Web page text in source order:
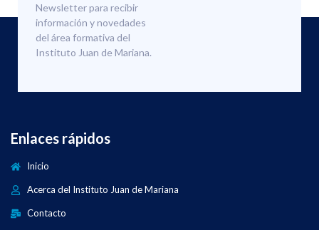
Newsletter para recibir
información y novedades
del área formativa del
Instituto Juan de Mariana.
Enlaces rápidos
Inicio
Acerca del Instituto Juan de Mariana
Contacto